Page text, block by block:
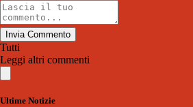
Invia Commento
Tutti
Leggi altri commenti
Ultime Notizie